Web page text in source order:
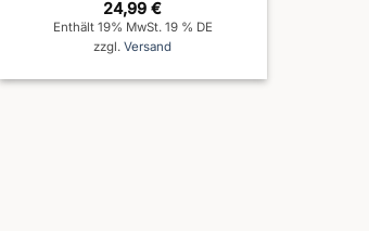
24,99€
Enthält 19% MwSt. 19 % DE
zzgl.Versand